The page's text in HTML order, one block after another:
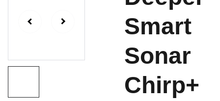
Smart
Sonar
Chirp+